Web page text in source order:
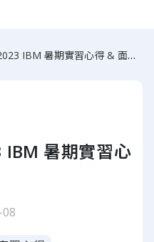
Blue Gene | 2023 IBM 暑期實習心得 & 面試分享
暑期實習心
08